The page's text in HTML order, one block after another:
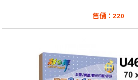
售價：220